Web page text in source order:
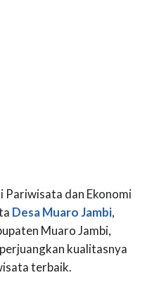
Pariwisata dan Ekonomi
Desa Muaro Jambi,
Muaro Jambi,
kualitasnya
terbaik.